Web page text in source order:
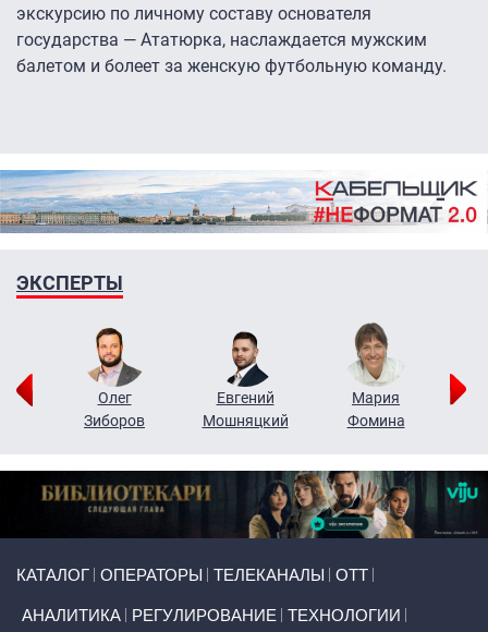
экскурсию по личному составу основателя
государства — Ататюрка, наслаждается мужским
балетом и болеет за женскую футбольную команду.
ЭКСПЕРТЫ
Олег
Зиборов
Евгений
Мошняцкий
Мария
Фомина
КАТАЛОГ ОПЕРАТОРЫ ТЕЛЕКАНАЛЫ ОТТ
АНАЛИТИКА РЕГУЛИРОВАНИЕ ТЕХНОЛОГИИ